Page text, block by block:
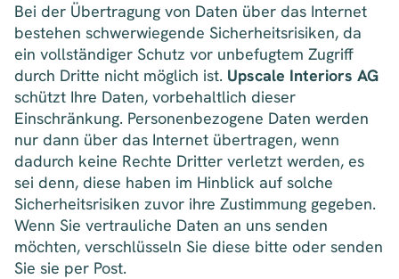
Bei der Übertragung von Daten über das Internet
bestehen schwerwiegende Sicherheitsrisiken, da
ein vollständiger Schutz vor unbefugtem Zugriff
durch Dritte nicht möglich ist. Upscale Interiors AG
schützt Ihre Daten, vorbehaltlich dieser
Einschränkung. Personenbezogene Daten werden
nur dann über das Internet übertragen, wenn
dadurch keine Rechte Dritter verletzt werden, es
sei denn, diese haben im Hinblick auf solche
Sicherheitsrisiken zuvor ihre Zustimmung gegeben.
Wenn Sie vertrauliche Daten an uns senden
möchten, verschlüsseln Sie diese bitte oder senden
Sie sie per Post.